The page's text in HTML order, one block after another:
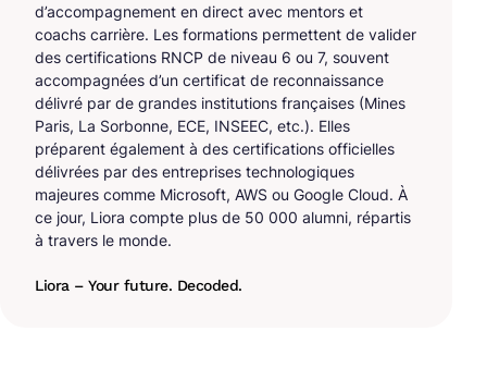
d’accompagnement en direct avec mentors et
coachs carrière. Les formations permettent de valider
des certifications RNCP de niveau 6 ou 7, souvent
accompagnées d’un certificat de reconnaissance
délivré par de grandes institutions françaises (Mines
Paris, La Sorbonne, ECE, INSEEC, etc.). Elles
préparent également à des certifications officielles
délivrées par des entreprises technologiques
majeures comme Microsoft, AWS ou Google Cloud. À
ce jour, Liora compte plus de 50 000 alumni, répartis
à travers le monde.
Liora – Your future. Decoded.